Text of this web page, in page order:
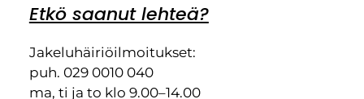
Etkö saanut lehteä?
Jakeluhäiriöilmoitukset:
puh. 029 0010 040
ma, ti ja to klo 9.00–14.00